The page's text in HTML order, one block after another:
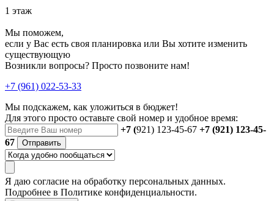
1 этаж
Мы поможем,
если у Вас есть своя планировка или Вы хотите изменить
существующую
Возникли вопросы? Просто позвоните нам!
+7 (961) 022-53-33
Мы подскажем, как уложиться в бюджет!
Для этого просто оставьте свой номер и удобное время:
+7 (921) 123-45-67 +7 (921) 123-45-
67
Отправить
Я даю согласие на обработку персональных данных.
Подробнее в Политике конфиденциальности.